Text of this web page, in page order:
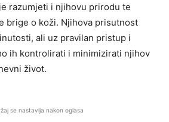
razumjeti i njihovu prirodu te
brige o koži. Njihova prisutnost
ali uz pravilan pristup i
ih kontrolirati i minimizirati njihov
život.
se nastavlja nakon oglasa